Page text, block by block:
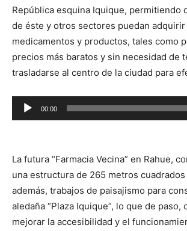
República esquina Iquique, permitiendo
de éste y otros sectores puedan adquirir
medicamentos y productos, tales como
precios más baratos y sin necesidad de
trasladarse al centro de la ciudad para
Reproductor
de
00:00
La futura “Farmacia Vecina” en Rahue,
una estructura de 265 metros
además, trabajos de paisajismo para
aledaña “Plaza Iquique”, lo que de paso,
mejorar la accesibilidad y el